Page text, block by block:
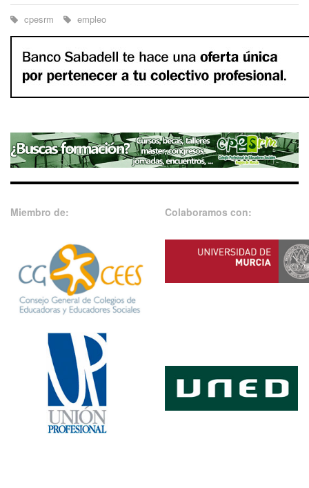
cpesrm empleo
Miembro de: Colaboramos con: